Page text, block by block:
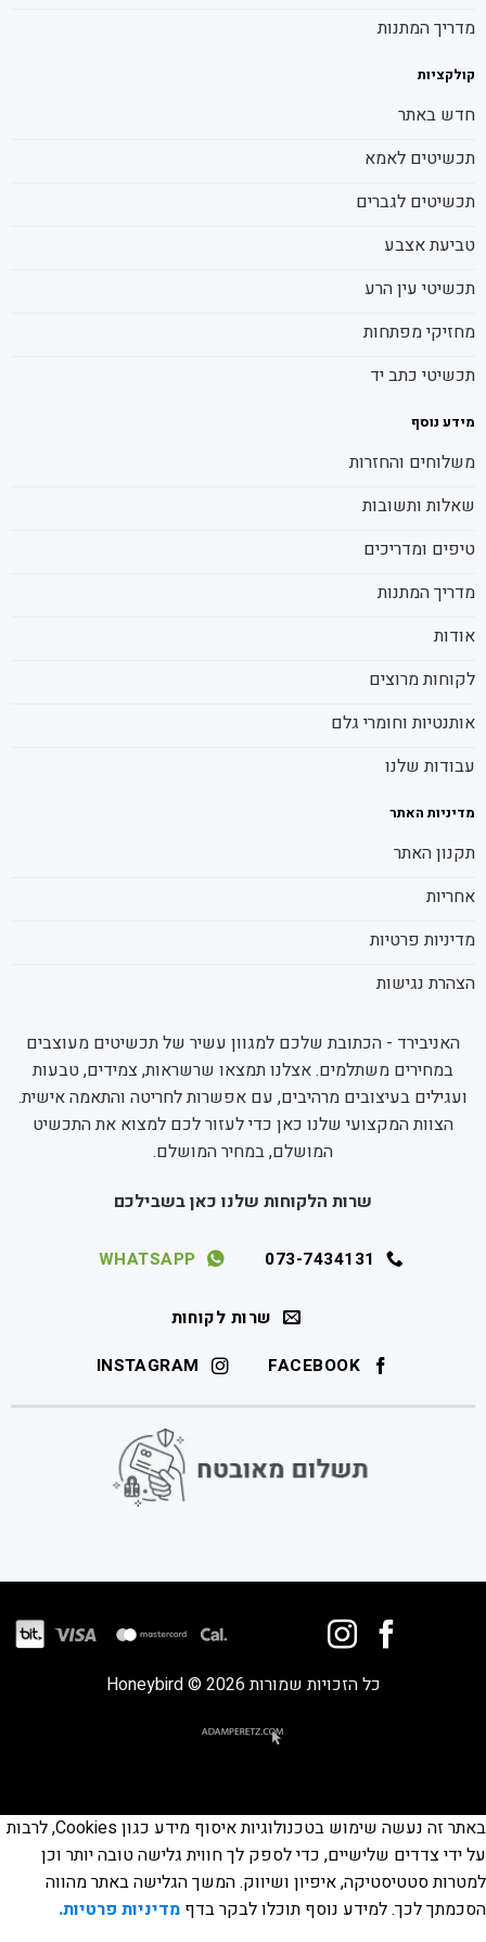
מדריך המתנות
קולקציות
חדש באתר
תכשיטים לאמא
תכשיטים לגברים
טביעת אצבע
תכשיטי עין הרע
מחזיקי מפתחות
תכשיטי כתב יד
מידע נוסף
משלוחים והחזרות
שאלות ותשובות
טיפים ומדריכים
מדריך המתנות
אודות
לקוחות מרוצים
אותנטיות וחומרי גלם
עבודות שלנו
מדיניות האתר
תקנון האתר
אחריות
מדיניות פרטיות
הצהרת נגישות
האניבירד - הכתובת שלכם למגוון עשיר של תכשיטים מעוצבים
במחירים משתלמים. אצלנו תמצאו שרשראות, צמידים, טבעות
ועגילים בעיצובים מרהיבים, עם אפשרות לחריטה והתאמה אישית.
הצוות המקצועי שלנו כאן כדי לעזור לכם למצוא את התכשיט
המושלם, במחיר המושלם.
שרות הלקוחות שלנו כאן בשבילכם
073-7434131
WHATSAPP
שרות לקוחות
FACEBOOK
INSTAGRAM
כל הזכויות שמורות 2026 © Honeybird
באתר זה נעשה שימוש בטכנולוגיות איסוף מידע כגון Cookies, לרבות
על ידי צדדים שלישיים, כדי לספק לך חווית גלישה טובה יותר וכן
למטרות סטטיסטיקה, איפיון ושיווק. המשך הגלישה באתר מהווה
הסכמתך לכך. למידע נוסף תוכלו לבקר בדף מדיניות פרטיות.